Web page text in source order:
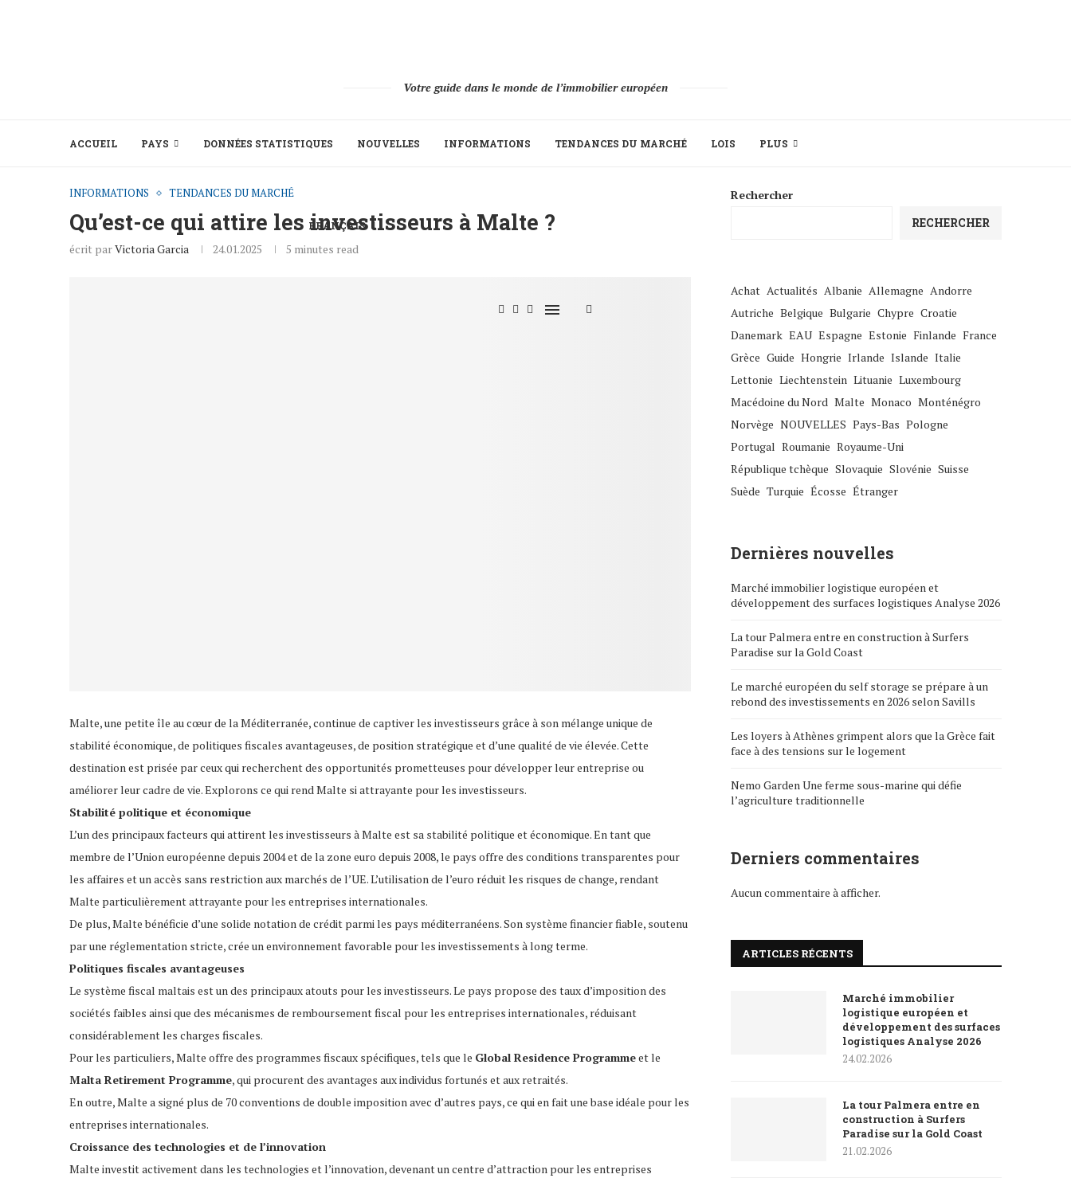
Votre guide dans le monde de l’immobilier européen
ACCUEIL PAYS DONNÉES STATISTIQUES NOUVELLES INFORMATIONS TENDANCES DU MARCHÉ LOIS PLUS
FRANÇAIS
INFORMATIONS TENDANCES DU MARCHÉ
Qu’est-ce qui attire les investisseurs à Malte ?
écrit parVictoria Garcia 24.01.2025 5 minutes read
Malte, une petite île au cœur de la Méditerranée, continue de captiver les investisseurs grâce à son mélange unique de
stabilité économique, de politiques fiscales avantageuses, de position stratégique et d’une qualité de vie élevée. Cette
destination est prisée par ceux qui recherchent des opportunités prometteuses pour développer leur entreprise ou
améliorer leur cadre de vie. Explorons ce qui rend Malte si attrayante pour les investisseurs.
Stabilité politique et économique
L’un des principaux facteurs qui attirent les investisseurs à Malte est sa stabilité politique et économique. En tant que
membre de l’Union européenne depuis 2004 et de la zone euro depuis 2008, le pays offre des conditions transparentes pour
les affaires et un accès sans restriction aux marchés de l’UE. L’utilisation de l’euro réduit les risques de change, rendant
Malte particulièrement attrayante pour les entreprises internationales.
De plus, Malte bénéficie d’une solide notation de crédit parmi les pays méditerranéens. Son système financier fiable, soutenu
par une réglementation stricte, crée un environnement favorable pour les investissements à long terme.
Politiques fiscales avantageuses
Le système fiscal maltais est un des principaux atouts pour les investisseurs. Le pays propose des taux d’imposition des
sociétés faibles ainsi que des mécanismes de remboursement fiscal pour les entreprises internationales, réduisant
considérablement les charges fiscales.
Pour les particuliers, Malte offre des programmes fiscaux spécifiques, tels que le Global Residence Programmeet le
Malta Retirement Programme, qui procurent des avantages aux individus fortunés et aux retraités.
En outre, Malte a signé plus de 70 conventions de double imposition avec d’autres pays, ce qui en fait une base idéale pour les
entreprises internationales.
Croissance des technologies et de l’innovation
Malte investit activement dans les technologies et l’innovation, devenant un centre d’attraction pour les entreprises
Rechercher
RECHERCHER
Achat Actualités Albanie Allemagne Andorre
Autriche Belgique Bulgarie Chypre Croatie
Danemark EAU Espagne Estonie Finlande France
Grèce Guide Hongrie Irlande Islande Italie
Lettonie Liechtenstein Lituanie Luxembourg
Macédoine du Nord Malte Monaco Monténégro
Norvège NOUVELLES Pays-Bas Pologne
Portugal Roumanie Royaume-Uni
République tchèque Slovaquie Slovénie Suisse
Suède Turquie Écosse Étranger
Dernières nouvelles
Marché immobilier logistique européen et
développement des surfaces logistiques Analyse 2026
La tour Palmera entre en construction à Surfers
Paradise sur la Gold Coast
Le marché européen du self storage se prépare à un
rebond des investissements en 2026 selon Savills
Les loyers à Athènes grimpent alors que la Grèce fait
face à des tensions sur le logement
Nemo Garden Une ferme sous-marine qui défie
l’agriculture traditionnelle
Derniers commentaires
Aucun commentaire à afficher.
ARTICLES RÉCENTS
Marché immobilier
logistique européen et
développement des surfaces
logistiques Analyse 2026
24.02.2026
La tour Palmera entre en
construction à Surfers
Paradise sur la Gold Coast
21.02.2026